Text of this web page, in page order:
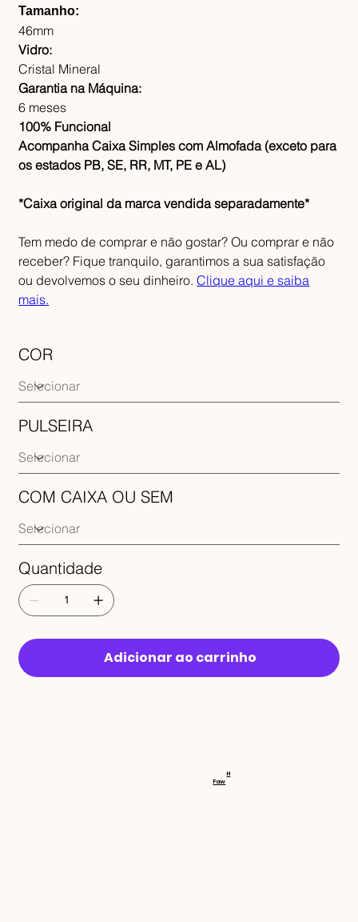
Tamanho:
46mm
Vidro:
Cristal Mineral
Garantia na Máquina:
6 meses
100% Funcional
Acompanha Caixa Simples com Almofada (exceto para
os estados PB, SE, RR, MT, PE e AL)
*Caixa original da marca vendida separadamente*
Tem medo de comprar e não gostar? Ou comprar e não
receber? Fique tranquilo, garantimos a sua satisfação
ou devolvemos o seu dinheiro.Clique aqui e saiba
mais.
COR
PULSEIRA
COM CAIXA OU SEM
Quantidade
Adicionar ao carrinho
RECEBA
Faw
H